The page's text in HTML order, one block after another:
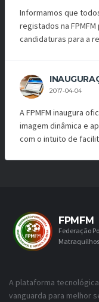
Informamos que
registados na
candidaturas para a
2017-04-04
A FPMFM inaugura
imagem dinâmica e
com o intuito de
FPMFM
Federação
A plataforma
vanguarda para melhor